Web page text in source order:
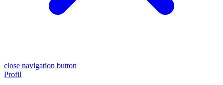
close navigation button
Profil